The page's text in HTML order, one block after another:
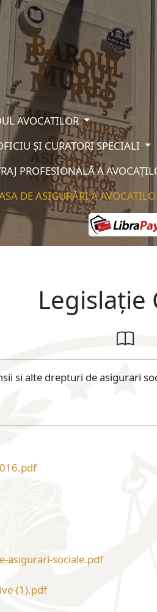
AVOCATILOR
ȘI CURATORI SPECIALI
PROFESIONALĂ A
DE ASIGURĂRI A
Legislație
si alte drepturi de asigurari
asigurari-sociale.pdf
(1).pdf